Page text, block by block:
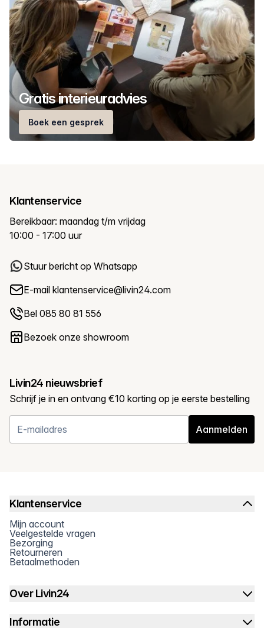
Gratis interieuradvies
Boek een gesprek
Klantenservice
Bereikbaar: maandag t/m vrijdag
10:00 - 17:00 uur
Stuur bericht op Whatsapp
E-mail klantenservice@livin24.com
Bel 085 80 81 556
Bezoek onze showroom
Livin24 nieuwsbrief
Schrijf je in en ontvang €10 korting op je eerste bestelling
Aanmelden
Klantenservice
Mijn account
Veelgestelde vragen
Bezorging
Retourneren
Betaalmethoden
Over Livin24
Informatie